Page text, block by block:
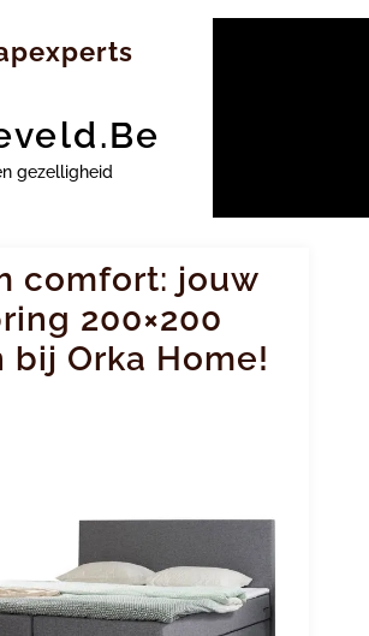
gezelligheid
comfort: jouw
200×200
bij Orka Home!